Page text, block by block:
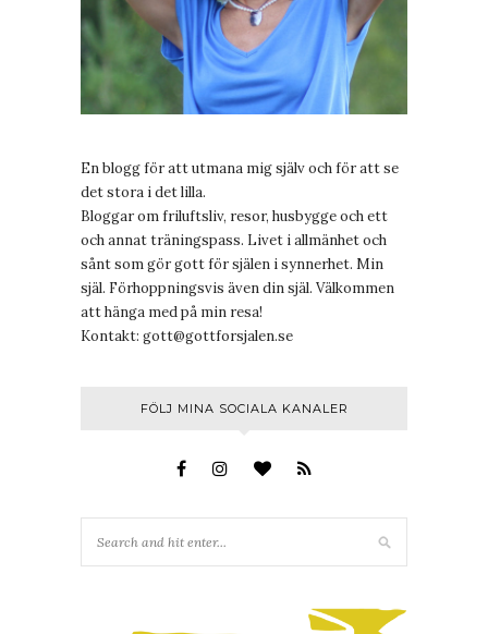
En blogg för att utmana mig själv och för att se
det stora i det lilla.
Bloggar om friluftsliv, resor, husbygge och ett
och annat träningspass. Livet i allmänhet och
sånt som gör gott för själen i synnerhet. Min
själ. Förhoppningsvis även din själ. Välkommen
att hänga med på min resa!
Kontakt: gott@gottforsjalen.se
FÖLJ MINA SOCIALA KANALER